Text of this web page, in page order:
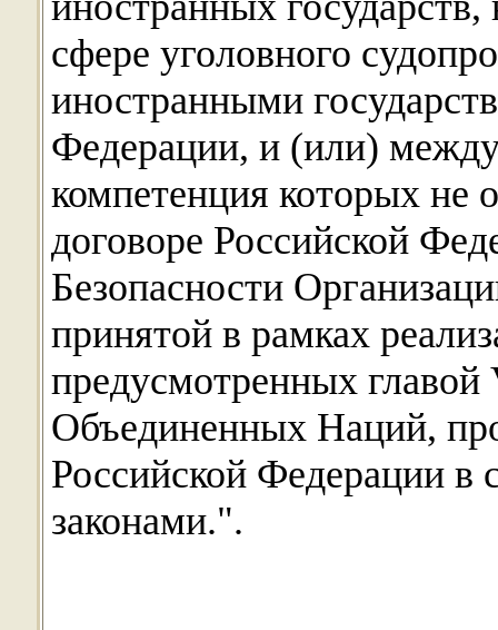
сфере уголовного
иностранными
Федерации, и (или)
компетенция которых не
договоре Российской
Безопасности
принятой в рамках
предусмотренных
Объединенных Наций,
Российской Федерации в
законами.".